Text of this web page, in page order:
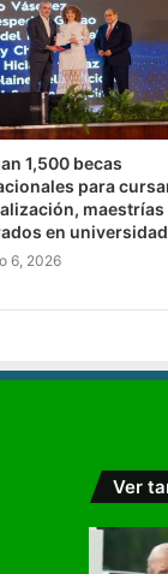
1,500 becas
para
maestrías
en
6, 2026
Ver